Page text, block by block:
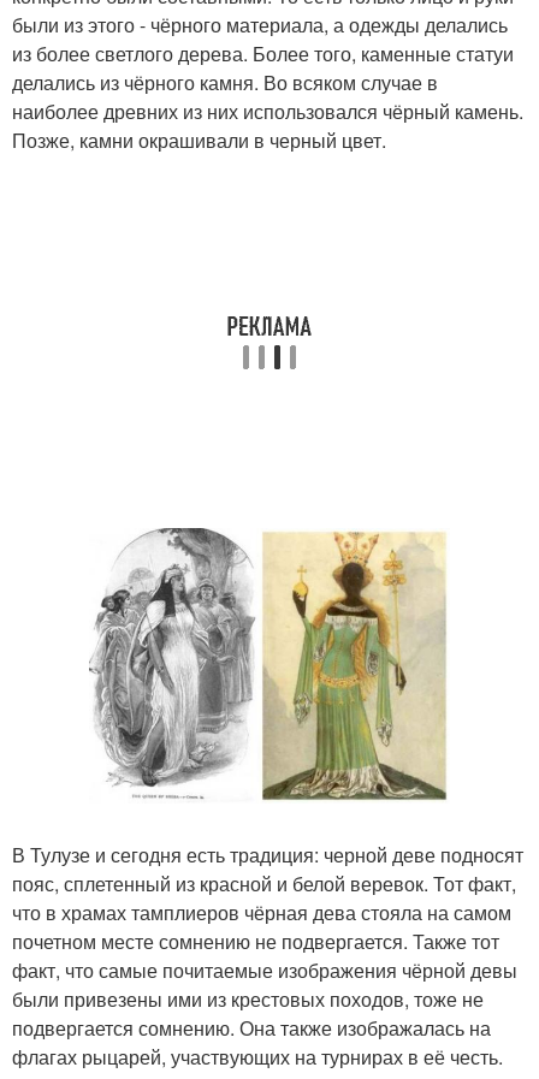
были из этого - чёрного материала, а одежды делались
из более светлого дерева. Более того, каменные статуи
делались из чёрного камня. Во всяком случае в
наиболее древних из них использовался чёрный камень.
Позже, камни окрашивали в черный цвет.
В Тулузе и сегодня есть традиция: черной деве подносят
пояс, сплетенный из красной и белой веревок. Тот факт,
что в храмах тамплиеров чёрная дева стояла на самом
почетном месте сомнению не подвергается. Также тот
факт, что самые почитаемые изображения чёрной девы
были привезены ими из крестовых походов, тоже не
подвергается сомнению. Она также изображалась на
флагах рыцарей, участвующих на турнирах в её честь.